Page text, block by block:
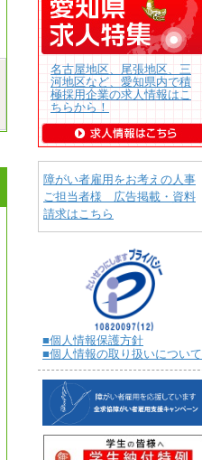
名古屋地区、尾張地区、三
河地区など、愛知県内で積
極採用企業の求人情報はこ
ちらから！
障がい者雇用をお考えの人事
ご担当者様 広告掲載・資料
請求はこちら
■個人情報保護方針
■個人情報の取り扱いについて